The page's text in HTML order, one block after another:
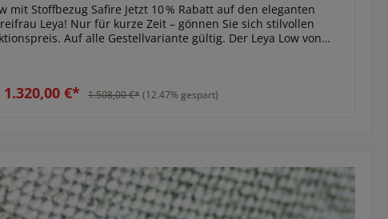
mit Stoffbezug Safire Jetzt 10 % Rabatt auf den eleganten
Leya! Nur für kurze Zeit – gönnen Sie sich stilvollen
Auf alle Gestellvariante gültig. Der Leya Low von
konturiert, während das Innere weich gepolstert ist und sich
textile Note und macht ihn gleichzeitig robust und
beachten Sie die Pflegehinweise GESTELL: Sternfuß 2.2
Kunststoff oder Filz nach Wahl
1.320,00 €* 1.508,00 €* (12.47% gespart)